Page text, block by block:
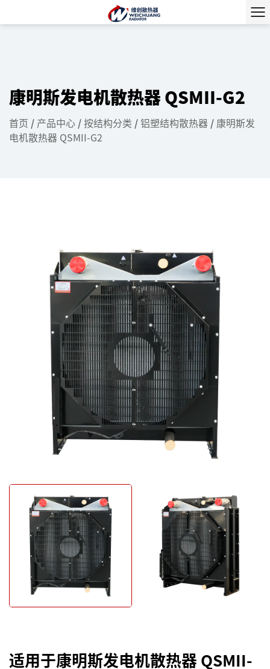
康明斯发电机散热器 QSMII-G2
首页 / 产品中心 / 按结构分类 / 铝塑结构散热器 / 康明斯发
电机散热器 QSMII-G2
适用于康明斯发电机散热器 QSMII-